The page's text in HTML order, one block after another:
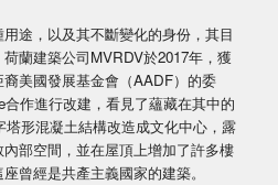
途，以及其不斷變化的身份，其目
蘭建築公司MVRDV於2017年，獲
美國發展基金會（AADF）的委
作進行改建，看見了蘊藏在其中的
形混凝土結構改造成文化中心，露
部空間，並在屋頂上增加了許多樓
曾經是共產主義國家的建築。